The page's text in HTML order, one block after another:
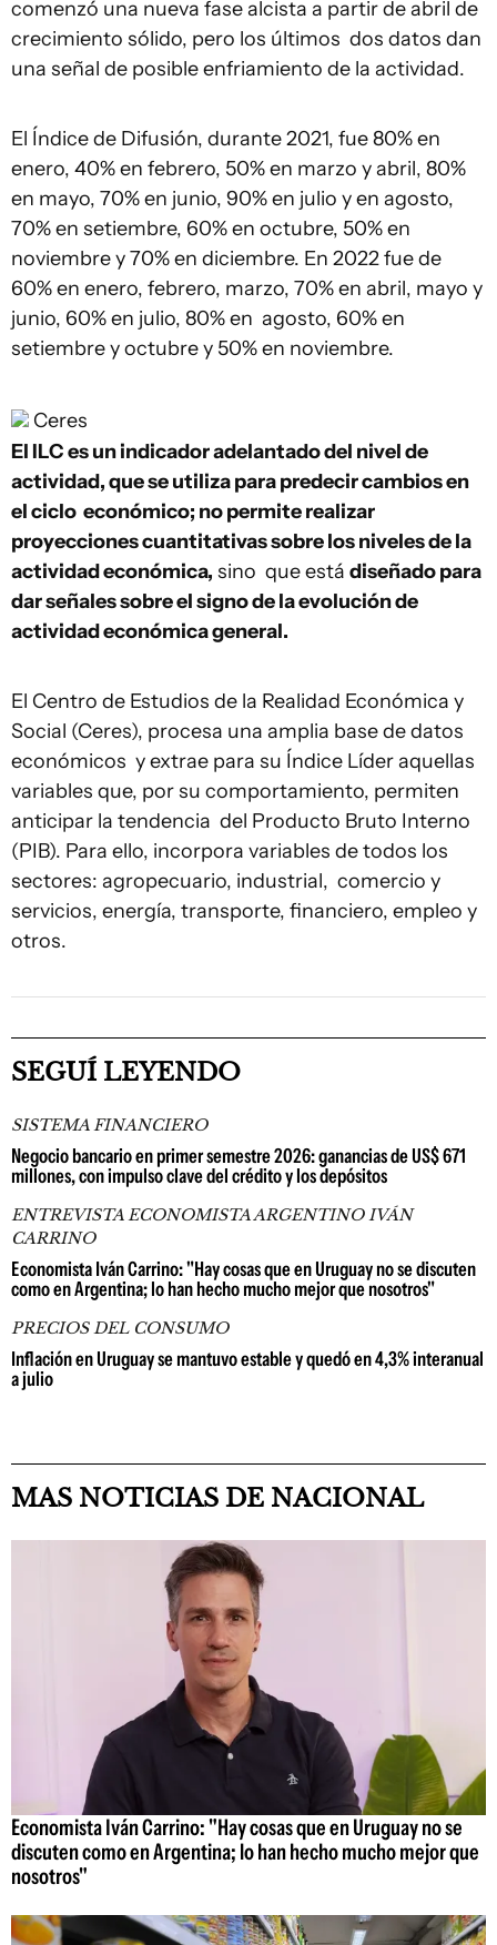
comenzó una nueva fase alcista a partir de abril de
crecimiento sólido, pero los últimos dos datos dan
una señal de posible enfriamiento de la actividad.
El Índice de Difusión, durante 2021, fue 80% en
enero, 40% en febrero, 50% en marzo y abril, 80%
en mayo, 70% en junio, 90% en julio y en agosto,
70% en setiembre, 60% en octubre, 50% en
noviembre y 70% en diciembre. En 2022 fue de
60% en enero, febrero, marzo, 70% en abril, mayo y
junio, 60% en julio, 80% en agosto, 60% en
setiembre y octubre y 50% en noviembre.
Ceres
El ILC es un indicador adelantado del nivel de
actividad, que se utiliza para predecir cambios en
el ciclo económico; no permite realizar
proyecciones cuantitativas sobre los niveles de la
actividad económica, sino que está diseñado para
dar señales sobre el signo de la evolución de
actividad económica general.
El Centro de Estudios de la Realidad Económica y
Social (Ceres), procesa una amplia base de datos
económicos y extrae para su Índice Líder aquellas
variables que, por su comportamiento, permiten
anticipar la tendencia del Producto Bruto Interno
(PIB). Para ello, incorpora variables de todos los
sectores: agropecuario, industrial, comercio y
servicios, energía, transporte, financiero, empleo y
otros.
SEGUÍ LEYENDO
SISTEMA FINANCIERO
Negocio bancario en primer semestre 2026: ganancias de US$ 671
millones, con impulso clave del crédito y los depósitos
ENTREVISTA ECONOMISTA ARGENTINO IVÁN
CARRINO
Economista Iván Carrino: "Hay cosas que en Uruguay no se discuten
como en Argentina; lo han hecho mucho mejor que nosotros"
PRECIOS DEL CONSUMO
Inflación en Uruguay se mantuvo estable y quedó en 4,3% interanual
a julio
MAS NOTICIAS DE NACIONAL
Economista Iván Carrino: "Hay cosas que en Uruguay no se
discuten como en Argentina; lo han hecho mucho mejor que
nosotros"